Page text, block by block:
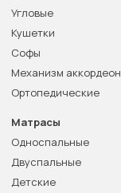
Угловые
Кушетки
Софы
Механизм аккордеон
Ортопедические
Матрасы
Односпальные
Двуспальные
Детские